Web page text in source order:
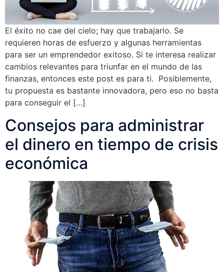
El éxito no cae del cielo; hay que trabajarlo. Se
requieren horas de esfuerzo y algunas herramientas
para ser un emprendedor exitoso. Si te interesa realizar
cambios relevantes para triunfar en el mundo de las
finanzas, entonces este post es para ti. Posiblemente,
tu propuesta es bastante innovadora, pero eso no basta
para conseguir el […]
Consejos para administrar
el dinero en tiempo de crisis
económica